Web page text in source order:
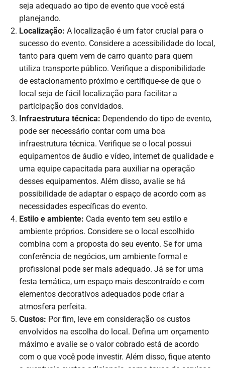
seja adequado ao tipo de evento que você está
planejando.
Localização: A localização é um fator crucial para o
sucesso do evento. Considere a acessibilidade do local,
tanto para quem vem de carro quanto para quem
utiliza transporte público. Verifique a disponibilidade
de estacionamento próximo e certifique-se de que o
local seja de fácil localização para facilitar a
participação dos convidados.
Infraestrutura técnica: Dependendo do tipo de evento,
pode ser necessário contar com uma boa
infraestrutura técnica. Verifique se o local possui
equipamentos de áudio e vídeo, internet de qualidade e
uma equipe capacitada para auxiliar na operação
desses equipamentos. Além disso, avalie se há
possibilidade de adaptar o espaço de acordo com as
necessidades específicas do evento.
Estilo e ambiente: Cada evento tem seu estilo e
ambiente próprios. Considere se o local escolhido
combina com a proposta do seu evento. Se for uma
conferência de negócios, um ambiente formal e
profissional pode ser mais adequado. Já se for uma
festa temática, um espaço mais descontraído e com
elementos decorativos adequados pode criar a
atmosfera perfeita.
Custos: Por fim, leve em consideração os custos
envolvidos na escolha do local. Defina um orçamento
máximo e avalie se o valor cobrado está de acordo
com o que você pode investir. Além disso, fique atento